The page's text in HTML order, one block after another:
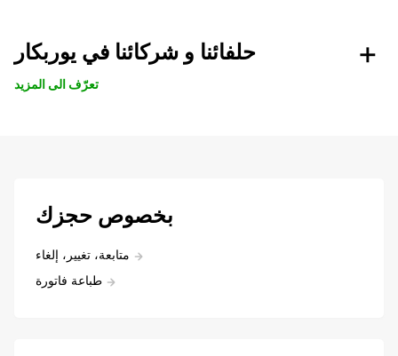
حلفائنا و شركائنا في يوربكار
تعرّف الى المزيد
بخصوص حجزك
متابعة، تغيير، إلغاء
طباعة فاتورة